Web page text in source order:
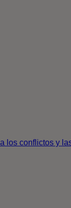
los conflictos y